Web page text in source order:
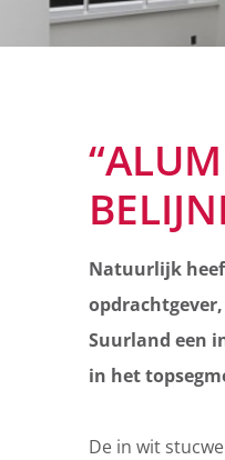
Natuurlijk
Suurland een
in het
De in wit